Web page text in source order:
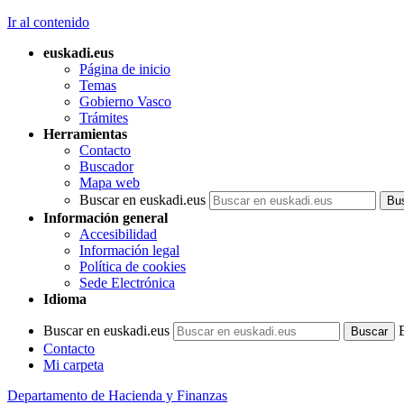
Ir al contenido
euskadi.eus
Página de inicio
Temas
Gobierno Vasco
Trámites
Herramientas
Contacto
Buscador
Mapa web
Buscar en euskadi.eus
Información general
Accesibilidad
Información legal
Política de cookies
Sede Electrónica
Idioma
Buscar en euskadi.eus
Contacto
Mi carpeta
Departamento de Hacienda y Finanzas